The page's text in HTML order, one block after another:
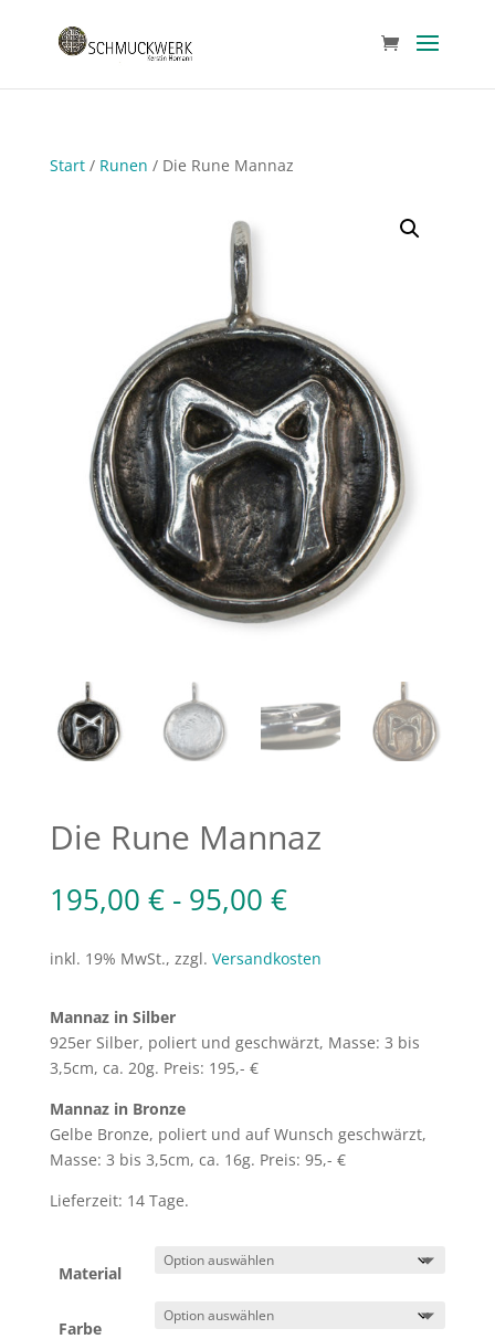
Start/ Runen / Die Rune Mannaz
Die Rune Mannaz
195,00 €- 95,00 €
inkl. 19% MwSt., zzgl. Versandkosten
Mannaz in Silber
925er Silber, poliert und geschwärzt, Masse: 3 bis
3,5cm, ca. 20g. Preis: 195,- €
Mannaz in Bronze
Gelbe Bronze, poliert und auf Wunsch geschwärzt,
Masse: 3 bis 3,5cm, ca. 16g. Preis: 95,- €
Lieferzeit: 14 Tage.
Material
Farbe